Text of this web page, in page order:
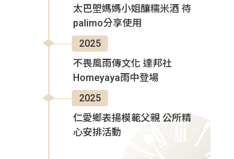
太巴塱媽媽小姐釀糯米酒 待
palimo分享使用
2025
不畏風雨傳文化 達邦社
Homeyaya雨中登場
2025
仁愛鄉表揚模範父親 公所精
心安排活動